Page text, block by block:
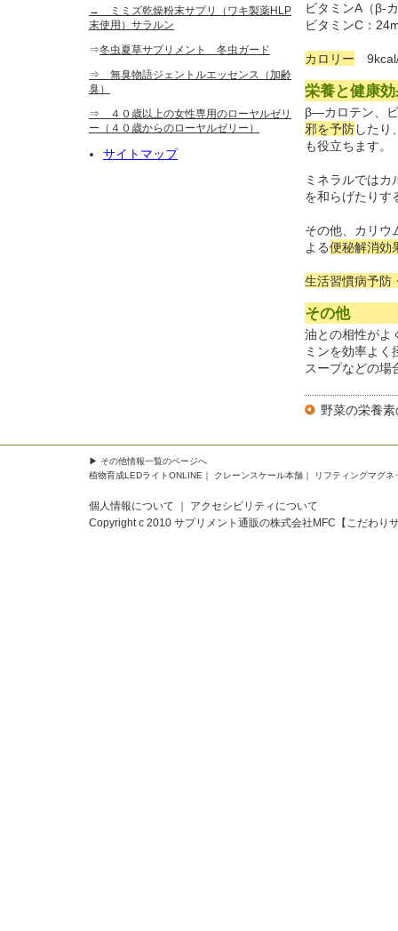
ビタミンA（β-
ビタミンC：
カロリー
栄養と健康
β―カロテン、
邪を予防したり
も役立ちます。
ミネラルではカ
を和らげたりす
その他、カリウ
よる便秘解消効
生活習慣病予防
その他
油との相性がよ
ミンを効率よく
スープなどの場
野菜の栄養
→ ミミズ乾燥粉末サプリ（ワキ製薬HLP
末使用）サラルン
⇒冬虫夏草サプリメント 冬虫ガード
⇒ 無臭物語ジェントルエッセンス（加齢
臭）
⇒ ４０歳以上の女性専用のローヤルゼリ
ー（４０歳からのローヤルゼリー）
サイトマップ
▶ その他情報一覧のページへ
植物育成LEDライトONLINE ｜ クレーンスケール本舗 ｜ リフティングマグネ
個人情報について
アクセシビリティについて
Copyright c 2010 サプリメント通販の株式会社MFC【こだわり